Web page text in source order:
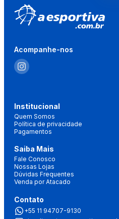
Acompanhe-nos
Institucional
Quem Somos
Política de privacidade
Pagamentos
Saiba Mais
Fale Conosco
Nossas Lojas
Dúvidas Frequentes
Venda por Atacado
Contato
+55 11 94707-9130